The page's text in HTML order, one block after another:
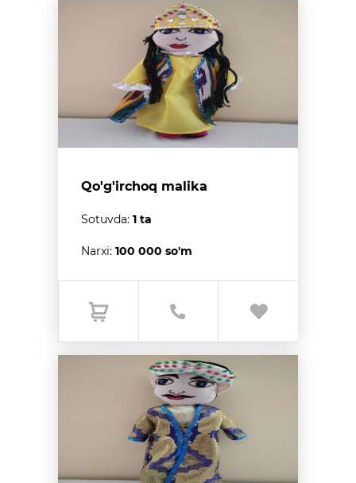
Qo'g'irchoq malika
Sotuvda: 1 ta
Narxi: 100 000 so'm